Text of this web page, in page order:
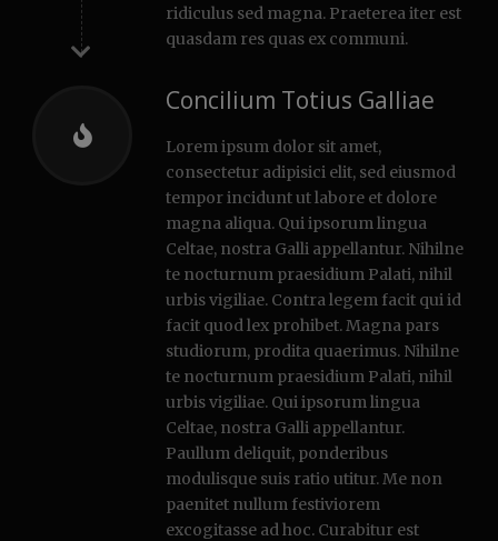
ridiculus sed magna. Praeterea iter est
quasdam res quas ex communi.
Concilium Totius Galliae
Lorem ipsum dolor sit amet,
consectetur adipisici elit, sed eiusmod
tempor incidunt ut labore et dolore
magna aliqua. Qui ipsorum lingua
Celtae, nostra Galli appellantur. Nihilne
te nocturnum praesidium Palati, nihil
urbis vigiliae. Contra legem facit qui id
facit quod lex prohibet. Magna pars
studiorum, prodita quaerimus. Nihilne
te nocturnum praesidium Palati, nihil
urbis vigiliae. Qui ipsorum lingua
Celtae, nostra Galli appellantur.
Paullum deliquit, ponderibus
modulisque suis ratio utitur. Me non
paenitet nullum festiviorem
excogitasse ad hoc. Curabitur est